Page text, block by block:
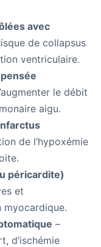
avec
de collapsus
ventriculaire.
le débit
aigu.
de l’hypoxémie
péricardite)
et
myocardique.
–
d’ischémie